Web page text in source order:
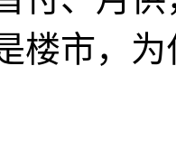
楼市，